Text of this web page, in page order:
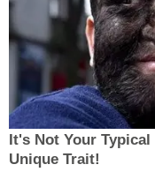
It's Not Your
Unique Trait!